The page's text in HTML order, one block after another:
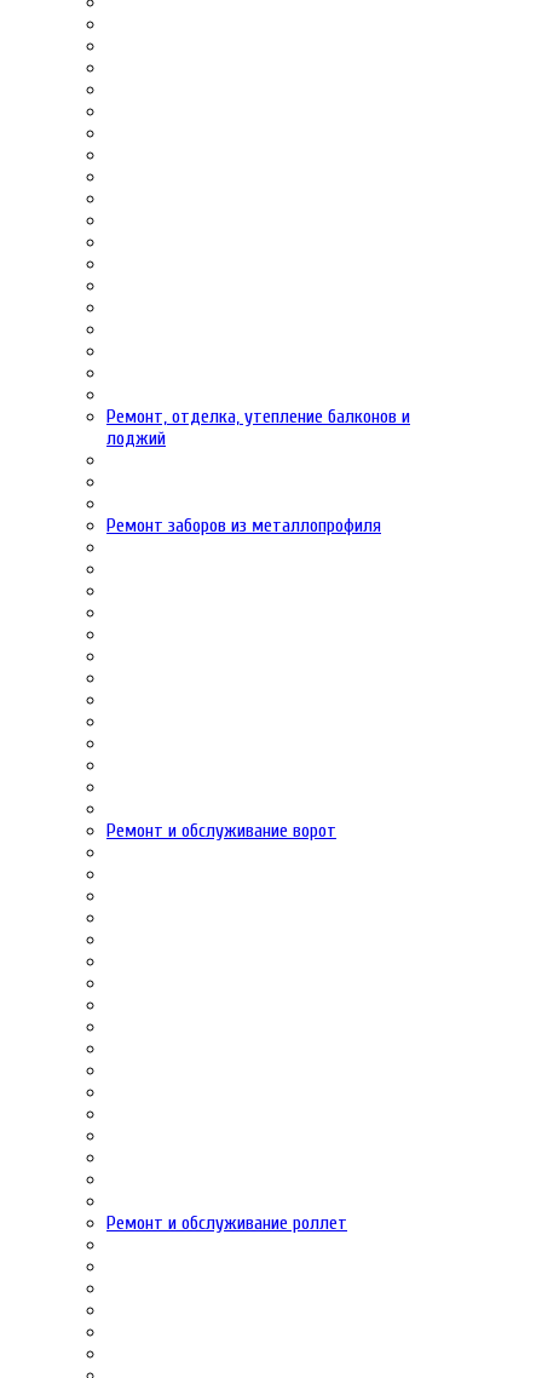
Ремонт, отделка, утепление балконов и
лоджий
Ремонт заборов из металлопрофиля
Ремонт и обслуживание ворот
Ремонт и обслуживание роллет